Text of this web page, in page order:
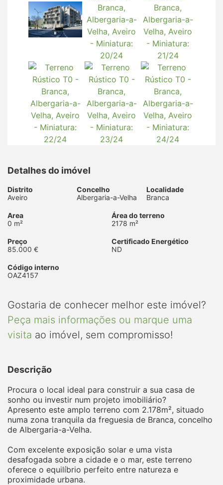
Detalhes do imóvel
Distrito
Aveiro
Concelho
Albergaria-a-Velha
Localidade
Branca
Area
0 m²
Área do terreno
2178 m²
Preço
85.000 €
Certificado Energético
ND
Código interno
OAZ4157
Gostaria de conhecer melhor este imóvel?
Peça mais informações ou marque uma
visita ao imóvel, sem compromisso!
Descrição
Procura o local ideal para construir a sua casa de
sonho ou investir num projeto imobiliário?
Apresento este amplo terreno com 2.178m², situado
numa zona tranquila da freguesia de Branca, concelho
de Albergaria-a-Velha.
Com excelente exposição solar e uma vista
desafogada sobre a cidade e o mar, este terreno
oferece o equilíbrio perfeito entre natureza e
proximidade urbana.